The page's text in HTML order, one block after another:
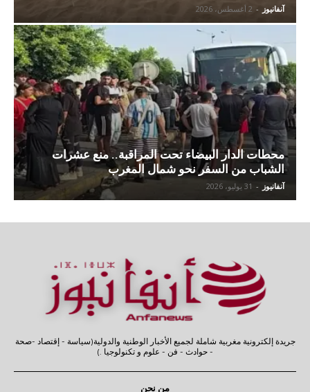
آنفانيوز - 2 أغسطس، 2026
محطات الدار البيضاء تحت المراقبة.. منع عشرات
الشباب من السفر نحو شمال المغرب
آنفانيوز - 31 يوليو، 2026
جريدة إلكترونية مغربية شاملة لجميع الأخبار الوطنية والدولية(سياسة - إقتصاد -صحة
- حوادث - فن - علوم و تكنولوجيا .)
من نحن